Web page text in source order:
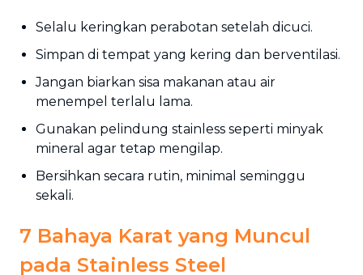
Selalu keringkan perabotan setelah dicuci.
Simpan di tempat yang kering dan berventilasi.
Jangan biarkan sisa makanan atau air
menempel terlalu lama.
Gunakan pelindung stainless seperti minyak
mineral agar tetap mengilap.
Bersihkan secara rutin, minimal seminggu
sekali.
7 Bahaya Karat yang Muncul
pada Stainless Steel